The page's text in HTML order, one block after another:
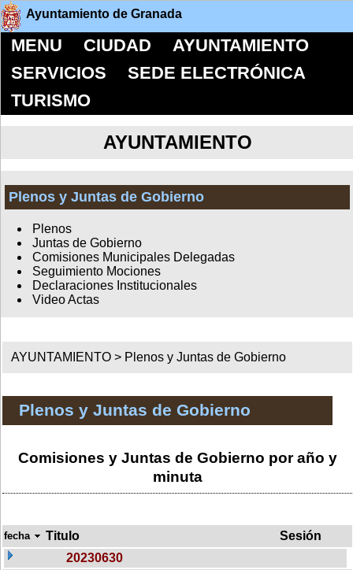
Ayuntamiento de Granada
MENU CIUDAD
AYUNTAMIENTO
SERVICIOS
SEDE ELECTRÓNICA
TURISMO
AYUNTAMIENTO
Plenos y Juntas de Gobierno
Plenos
Juntas de Gobierno
Comisiones Municipales Delegadas
Seguimiento Mociones
Declaraciones Institucionales
Video Actas
AYUNTAMIENTO > Plenos y Juntas de Gobierno
Plenos y Juntas de Gobierno
Comisiones y Juntas de Gobierno por año y
minuta
fecha Titulo
Sesión
20230630